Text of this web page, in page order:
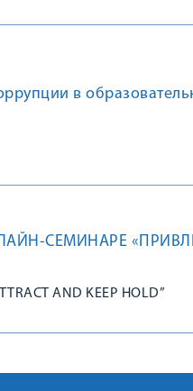
в
СЕМИНАРЕ
AND KEEP HOLD”